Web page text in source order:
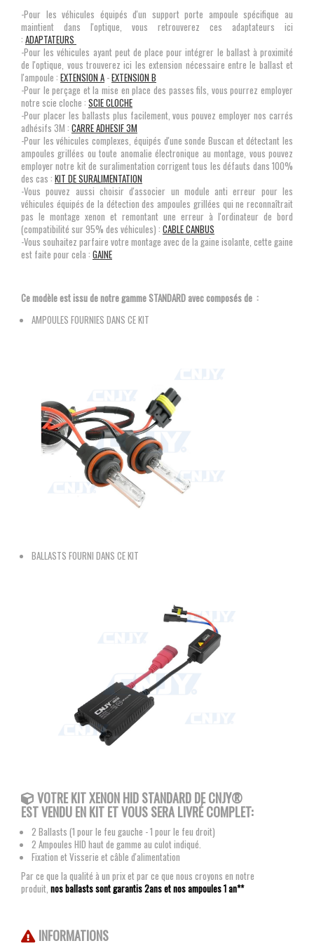
-Pour les véhicules équipés d'un support porte ampoule spécifique au
maintient dans l'optique, vous retrouverez ces adaptateurs ici
: ADAPTATEURS
-Pour les véhicules ayant peut de place pour intégrer le ballast à proximité
de l'optique, vous trouverez ici les extension nécessaire entre le ballast et
l'ampoule : EXTENSION A -EXTENSION B
-Pour le perçage et la mise en place des passes fils, vous pourrez employer
notre scie cloche : SCIE CLOCHE
-Pour placer les ballasts plus facilement, vous pouvez employer nos carrés
adhésifs 3M : CARRE ADHESIF 3M
-Pour les véhicules complexes, équipés d'une sonde Buscan et détectant les
ampoules grillées ou toute anomalie électronique au montage, vous pouvez
employer notre kit de suralimentation corrigent tous les défauts dans 100%
des cas : KIT DE SURALIMENTATION
-Vous pouvez aussi choisir d'associer un module anti erreur pour les
véhicules équipés de la détection des ampoules grillées qui ne reconnaîtrait
pas le montage xenon et remontant une erreur à l'ordinateur de bord
(compatibilité sur 95% des véhicules) : CABLE CANBUS
-Vous souhaitez parfaire votre montage avec de la gaine isolante, cette gaine
est faite pour cela : GAINE
Ce modèle est issu de notre gamme STANDARD avec composés de :
AMPOULES FOURNIES DANS CE KIT
BALLASTS FOURNI DANS CE KIT
VOTRE KIT XENON HID STANDARD DE CNJY®
EST VENDU EN KIT ET VOUS SERA LIVRÉ COMPLET:
2 Ballasts (1 pour le feu gauche - 1 pour le feu droit)
2 Ampoules HID haut de gamme au culot indiqué.
Fixation et Visserie et câble d'alimentation
Par ce que la qualité à un prix et par ce que nous croyons en notre
produit, nos ballasts sont garantis 2ans et nos ampoules 1 an**
INFORMATIONS